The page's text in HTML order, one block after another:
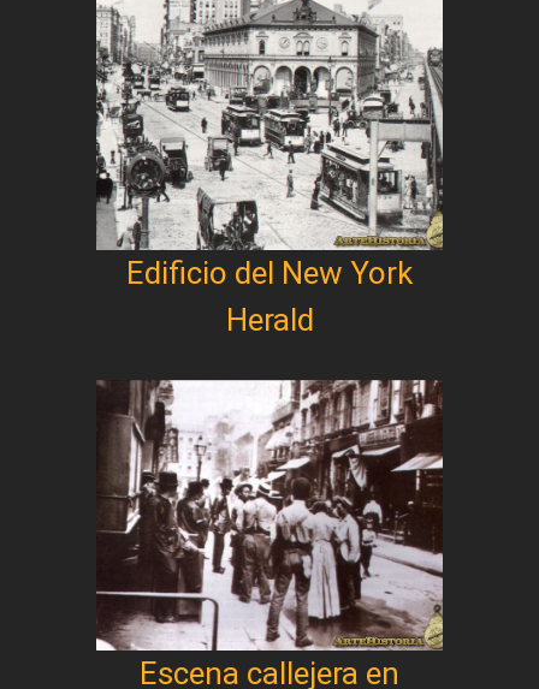
Edificio del New York
Herald
Escena callejera en